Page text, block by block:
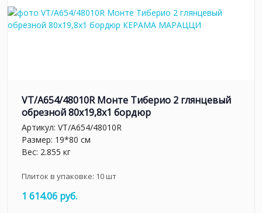
VT/A654/48010R Монте Тиберио 2 глянцевый
обрезной 80x19,8x1 бордюр
Артикул: VT/A654/48010R
Размер: 19*80 см
Вес: 2.855 кг
Плиток в упаковке: 10шт
1 614.06 руб.